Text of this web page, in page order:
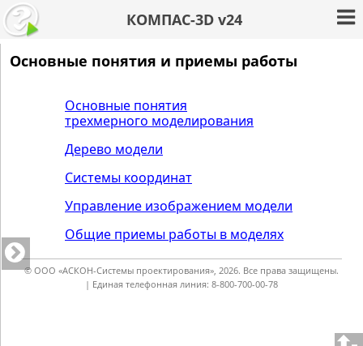
КОМПАС-3D v24
Основные понятия и приемы работы
Основные понятия
трехмерного моделирования
Дерево модели
Системы координат
Управление изображением модели
Общие приемы работы в моделях
© ООО «АСКОН-Системы проектирования», 2026. Все права защищены.
| Единая телефонная линия: 8-800-700-00-78